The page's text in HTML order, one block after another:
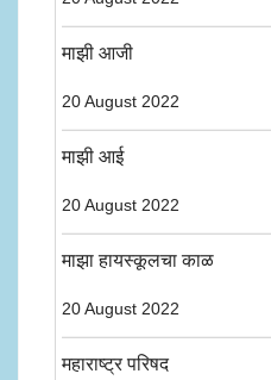
माझी आजी
20 August 2022
माझी आई
20 August 2022
माझा हायस्कूलचा काळ
20 August 2022
महाराष्ट्र परिषद